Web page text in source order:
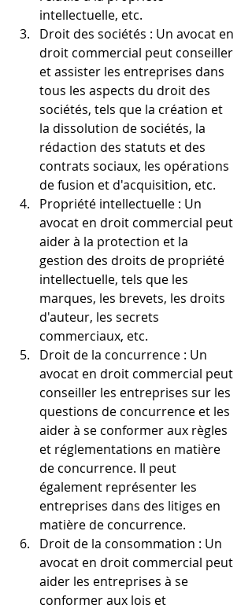
intellectuelle, etc.
Droit des sociétés : Un avocat en
droit commercial peut conseiller
et assister les entreprises dans
tous les aspects du droit des
sociétés, tels que la création et
la dissolution de sociétés, la
rédaction des statuts et des
contrats sociaux, les opérations
de fusion et d'acquisition, etc.
Propriété intellectuelle : Un
avocat en droit commercial peut
aider à la protection et la
gestion des droits de propriété
intellectuelle, tels que les
marques, les brevets, les droits
d'auteur, les secrets
commerciaux, etc.
Droit de la concurrence : Un
avocat en droit commercial peut
conseiller les entreprises sur les
questions de concurrence et les
aider à se conformer aux règles
et réglementations en matière
de concurrence. Il peut
également représenter les
entreprises dans des litiges en
matière de concurrence.
Droit de la consommation : Un
avocat en droit commercial peut
aider les entreprises à se
conformer aux lois et